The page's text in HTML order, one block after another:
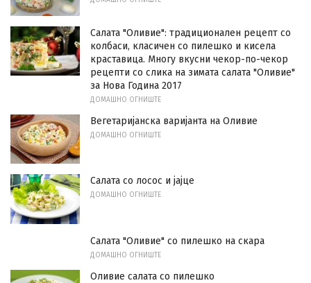
Салата "Оливие": традиционален рецепт со
колбаси, класичен со пилешко и кисела
краставица. Многу вкусни чекор-по-чекор
рецепти со слика на зимата салата "Оливие"
за Нова Година 2017
ДОМАШНО ОГНИШТЕ
Вегетаријанска варијанта на Оливие
ДОМАШНО ОГНИШТЕ
Салата со лосос и јајце
ДОМАШНО ОГНИШТЕ
Салата "Оливие" со пилешко на скара
ДОМАШНО ОГНИШТЕ
Оливие салата со пилешко